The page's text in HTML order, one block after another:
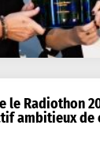
le Radiothon
ambitieux de